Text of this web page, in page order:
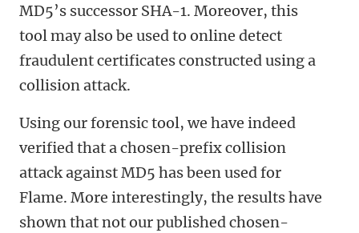
MD5’s successor SHA-1. Moreover, this
tool may also be used to online detect
fraudulent certificates constructed using a
collision attack.
Using our forensic tool, we have indeed
verified that a chosen-prefix collision
attack against MD5 has been used for
Flame. More interestingly, the results have
shown that not our published chosen-